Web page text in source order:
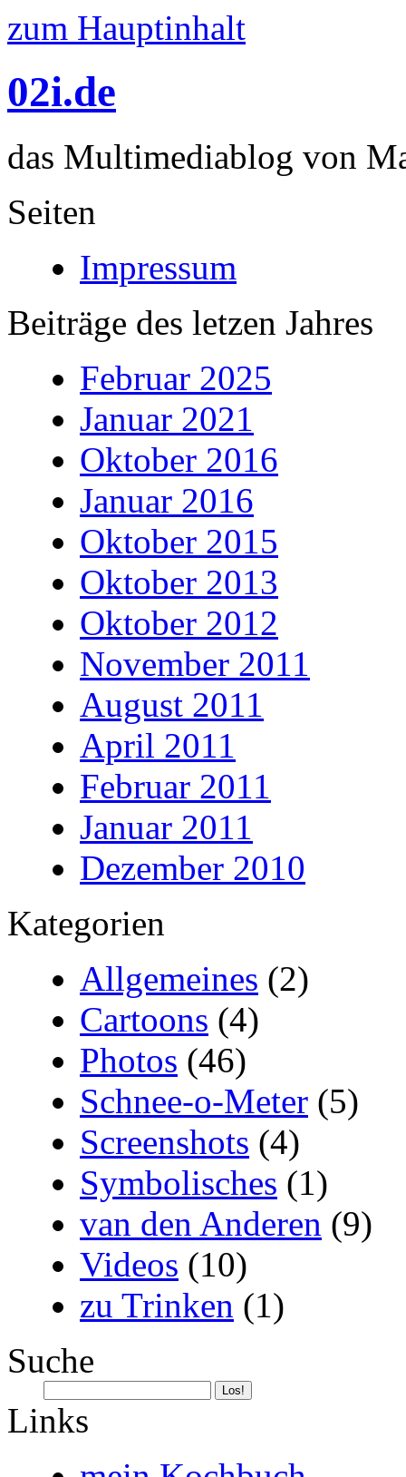
zum Hauptinhalt
02i.de
das Multimediablog von
Seiten
Impressum
Beiträge des letzen Jahres
Februar 2025
Januar 2021
Oktober 2016
Januar 2016
Oktober 2015
Oktober 2013
Oktober 2012
November 2011
August 2011
April 2011
Februar 2011
Januar 2011
Dezember 2010
Kategorien
Allgemeines (2)
Cartoons (4)
Photos (46)
Schnee-o-Meter (5)
Screenshots (4)
Symbolisches (1)
van den Anderen (9)
Videos (10)
zu Trinken (1)
Suche
Links